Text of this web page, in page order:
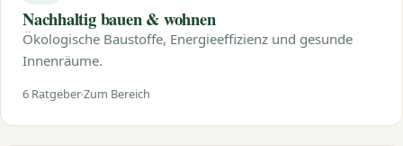
Nachhaltig bauen & wohnen
Ökologische Baustoffe, Energieeffizienz und gesunde
Innenräume.
6 RatgeberZum Bereich